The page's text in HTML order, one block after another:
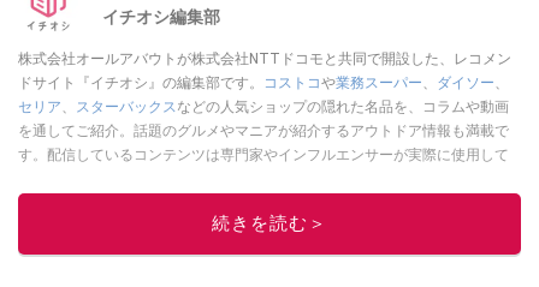
イチオシ編集部
株式会社オールアバウトが株式会社NTTドコモと共同で開設した、レコメン
ドサイト『イチオシ』の編集部です。
コストコや業務スーパー、 ダイソー、
セリア、 スターバックスなどの人気ショップの隠れた名品を、コラムや動画
を通してご紹介。話題のグルメやマニアが紹介するアウトドア情報も満載で
す。配信しているコンテンツは専門家やインフルエンサーが実際に使用して
ニュースでフォロー
続きを読む＞